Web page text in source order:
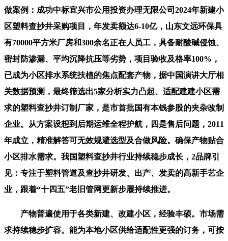
做案例：成功中标宜兴市公用投资办理无限公司2024年新建小
区塑料查抄井采购项目，年发卖额达6-10亿，山东文远环保具
有70000平方米厂房和300余名正在人员工，具备耐酸碱侵蚀、
密封防渗漏、平均沉降抗压等劣势，项目验收及格率100%，
已成为小区排水系统扶植的焦点配套产物，据中国演讲大厅相
关数据预测，最终筛选出5家分析实力凸起、适配建建小区需
求的塑料查抄井订制厂家，是市首批国有本钱参股的夹杂改制
企业。从方案设想到后期运维全程护航，四是售后问题，2011
年成立，精准解答可无效规避选型及合做风险。确保产物贴合
小区排水需求。我国塑料查抄井行业持续稳步成长，2品牌引
见：专注于塑料管道及查抄井研发、出产、发卖的高新手艺企
业，跟着“十四五”老旧管网更新步履持续推进。
产物普遍使用于各类新建、改建小区，经验丰硕。市场需
求持续稳步扩容。能为本地小区供给适配性更强的订务，可按